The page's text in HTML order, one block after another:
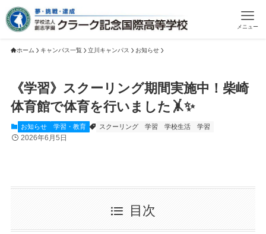
メニュー
ホーム キャンパス一覧 立川キャンパス お知らせ
《学習》スクーリング期間実施中！柴崎
体育館で体育を行いました🤸✨
お知らせ 学習・教育 スクーリング 学習 学校生活 学習
2026年6月5日
目次